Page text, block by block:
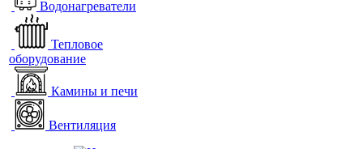
Водонагреватели
Тепловое
оборудование
Камины и печи
Вентиляция